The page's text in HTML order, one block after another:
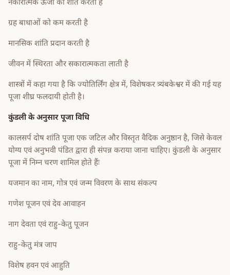
नकारात्मक ऊर्जा को शांत करती है
ग्रह बाधाओं को कम करती है
मानसिक शांति प्रदान करती है
जीवन में स्थिरता और सकारात्मकता लाती है
शास्त्रों में कहा गया है कि ज्योतिर्लिंग क्षेत्र में, विशेषकर त्र्यंबकेश्वर में की गई यह
पूजा शीघ्र फलदायी होती है।
कुंडली के अनुसार पूजा विधि
कालसर्प दोष शांति पूजा एक जटिल और विस्तृत वैदिक अनुष्ठान है, जिसे केवल
योग्य एवं अनुभवी पंडित द्वारा ही संपन्न कराया जाना चाहिए। कुंडली के अनुसार
पूजा में निम्न चरण शामिल होते हैंः
यजमान का नाम, गोत्र एवं जन्म विवरण के साथ संकल्प
गणेश पूजन एवं देव आवाहन
नाग देवता एवं राहु-केतु पूजन
राहु-केतु मंत्र जाप
विशेष हवन एवं आहुति